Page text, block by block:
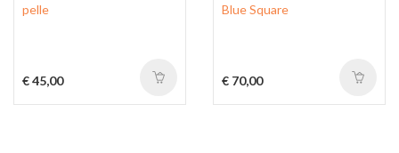
pelle
€ 45,00
Blue Square
€ 70,00